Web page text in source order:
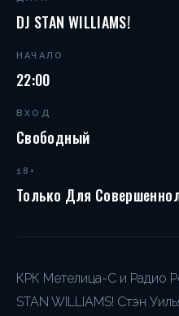
DJ STAN WILLIAMS!
НАЧАЛО
22:00
ВХОД
Свободный
18+
Только Для
КРК Метелица-С и Радио
STAN WILLIAMS! Стэн